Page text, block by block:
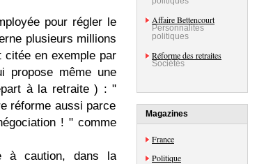
pour régler le
plusieurs millions
citée en exemple par
propose même une
à la retraite ) : "
réforme aussi parce
! " comme
à caution, dans la
Affaire Bettencourt
Personnalités
politiques
Réforme des retraites
Sociétés
Magazines
France
Politique